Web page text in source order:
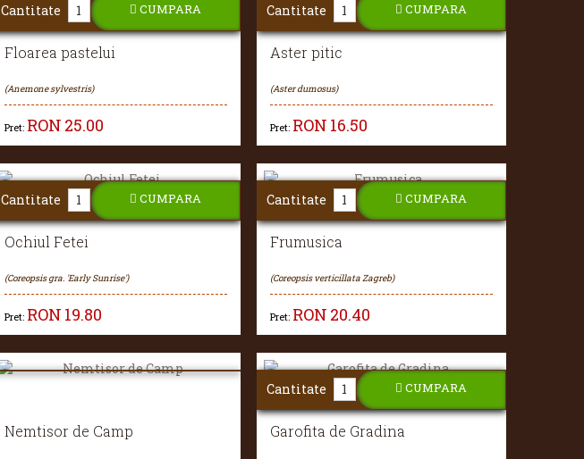
Floarea pastelui
(Anemone sylvestris)
Pret: RON 25.00
Cantitate CUMPARA
Aster pitic
(Aster dumosus)
Pret: RON 16.50
Cantitate CUMPARA
Ochiul Fetei
(Coreopsis gra. 'Early Sunrise')
Pret: RON 19.80
Cantitate CUMPARA
Frumusica
(Coreopsis verticillata Zagreb)
Pret: RON 20.40
Cantitate CUMPARA
Nemtisor de Camp Garofita de Gradina
Cantitate CUMPARA